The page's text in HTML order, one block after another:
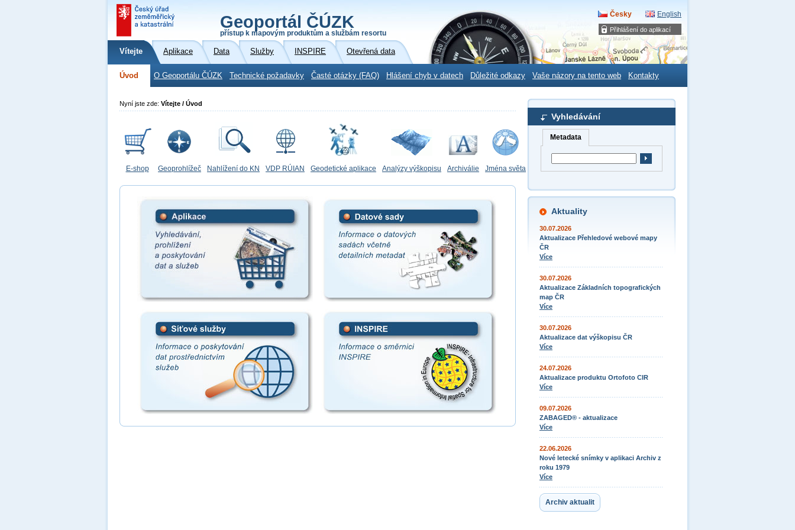
Přihlášení do aplikací
Geoportál ČÚZK
přístup k mapovým produktům a službám resortu
Česky English
Vítejte Aplikace Data Služby INSPIRE Otevřená data
Úvod O Geoportálu ČÚZK Technické požadavky Časté otázky (FAQ) Hlášení chyb v datech Důležité odkazy Vaše názory na tento web Kontakty
Vyhledávání
Metadata
Aktuality
30.07.2026
Aktualizace Přehledové webové mapy
ČR
Více
30.07.2026
Aktualizace Základních topografických
map ČR
Více
30.07.2026
Aktualizace dat výškopisu ČR
Více
24.07.2026
Aktualizace produktu Ortofoto CIR
Více
09.07.2026
ZABAGED® - aktualizace
Více
22.06.2026
Nové letecké snímky v aplikaci Archiv z
roku 1979
Více
Archiv aktualit
Nyní jste zde: Vítejte / Úvod
E-shop Geoprohlížeč Nahlížení do KN VDP RÚIAN Geodetické aplikace Analýzy výškopisu Archiválie Jména světa